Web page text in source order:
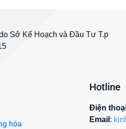
Sở Kế Hoạch và Đầu Tư T.p
hóa
Hotline
Điện
Email :